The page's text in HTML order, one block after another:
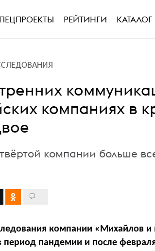
РЕЙТИНГИ
компаниях в
компании больше
компании «Михайлов и
период пандемии и после